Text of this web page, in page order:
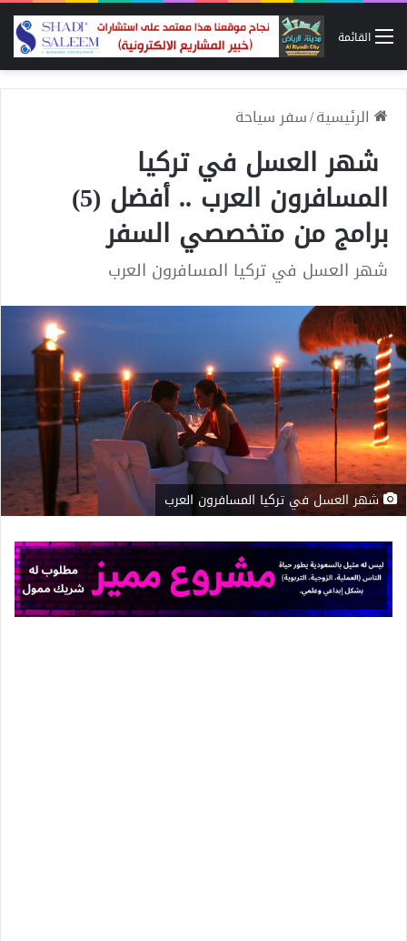
القائمة
الرئيسية/سفر سياحة
شهر العسل في تركيا
المسافرون العرب .. أفضل (5)
برامج من متخصصي السفر
شهر العسل في تركيا المسافرون العرب
شهر العسل في تركيا المسافرون العرب